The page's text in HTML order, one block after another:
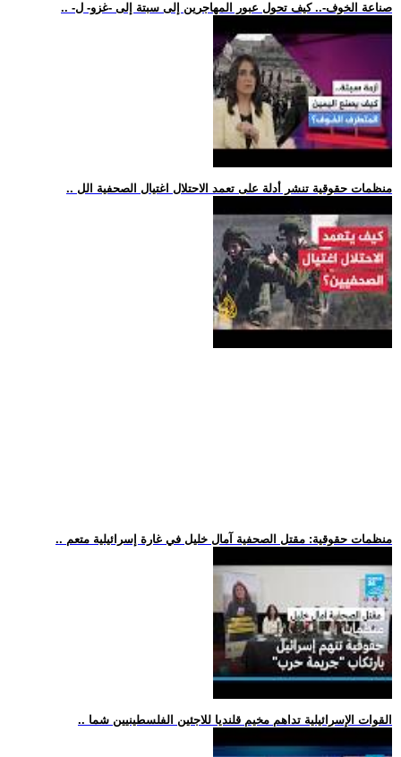
.. -صناعة الخوف-.. كيف تحول عبور المهاجرين إلى سبتة إلى -غزو- ل
.. منظمات حقوقية تنشر أدلة على تعمد الاحتلال اغتيال الصحفية الل
.. منظمات حقوقية: مقتل الصحفية آمال خليل في غارة إسرائيلية متعم
.. القوات الإسرائيلية تداهم مخيم قلنديا للاجئين الفلسطينيين شما